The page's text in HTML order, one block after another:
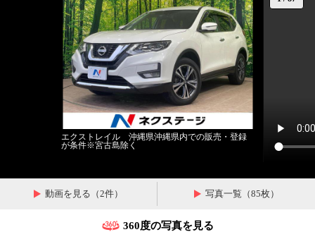
エクストレイル 沖縄県沖縄県内での販売・登録
が条件※宮古島除く
動画を見る（2件） 写真一覧（85枚）
360度の写真を見る